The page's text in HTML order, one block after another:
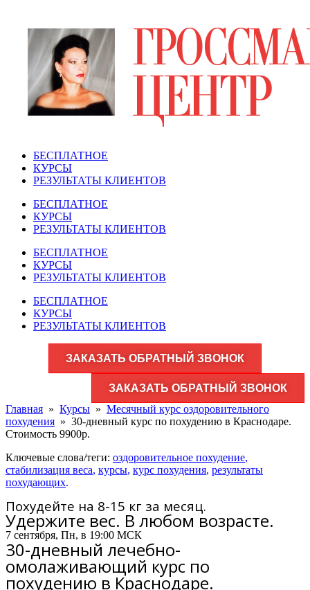
содержимому
БЕСПЛАТНОЕ
КУРСЫ
РЕЗУЛЬТАТЫ КЛИЕНТОВ
БЕСПЛАТНОЕ
КУРСЫ
РЕЗУЛЬТАТЫ КЛИЕНТОВ
БЕСПЛАТНОЕ
КУРСЫ
РЕЗУЛЬТАТЫ КЛИЕНТОВ
БЕСПЛАТНОЕ
КУРСЫ
РЕЗУЛЬТАТЫ КЛИЕНТОВ
ЗАКАЗАТЬ ОБРАТНЫЙ ЗВОНОК
ЗАКАЗАТЬ ОБРАТНЫЙ ЗВОНОК
Главная » Курсы » Месячный курс оздоровительного
похудения » 30-дневный курс по похудению в Краснодаре.
Стоимость 9900р.
Ключевые слова/теги: оздоровительное похудение,
стабилизация веса, курсы, курс похудения, результаты
похудающих.
Похудейте на 8-15 кг за месяц.
Удержите вес. В любом возрасте.
7 сентября, Пн, в 19:00 МСК
30-дневный лечебно-
омолаживающий курс по
похудению в Краснодаре.